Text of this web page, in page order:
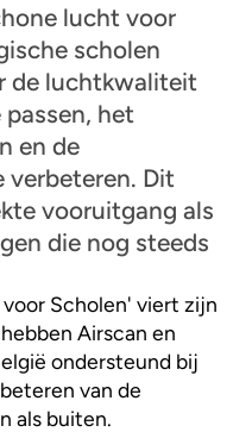
lucht voor
scholen
de luchtkwaliteit
het
en de
verbeteren. Dit
vooruitgang als
die nog steeds
Scholen' viert zijn
Airscan en
ondersteund bij
van de
als buiten.